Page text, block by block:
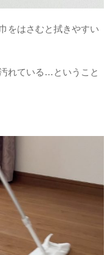
をはさむと拭きやすい
れている…ということ